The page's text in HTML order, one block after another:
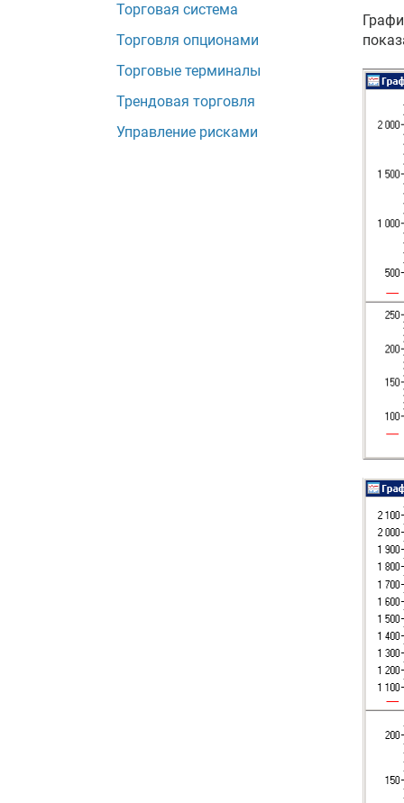
Торговая система
Торговля опционами
Торговые терминалы
Трендовая торговля
Управление рисками